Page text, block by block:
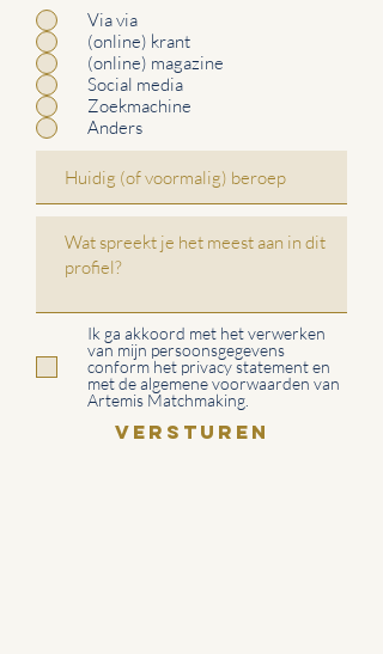
Via via
(online) krant
(online) magazine
Social media
Zoekmachine
Anders
Ik ga akkoord met het verwerken
van mijn persoonsgegevens
conform het privacy statement en
met de algemene voorwaarden van
Artemis Matchmaking.
VERSTUREN